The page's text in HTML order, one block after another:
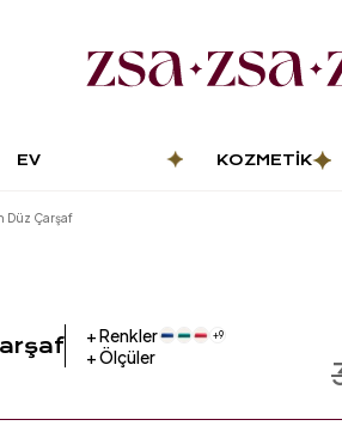
EV
KOZMETIK
Düz Çarşaf
+Renkler +9
+Ölçüler